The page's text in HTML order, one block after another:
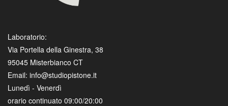
Laboratorio:
Via Portella della Ginestra, 38
95045 Misterbianco CT
Email: info@studiopistone.it
Lunedì - Venerdì
orario continuato 09:00/20:00